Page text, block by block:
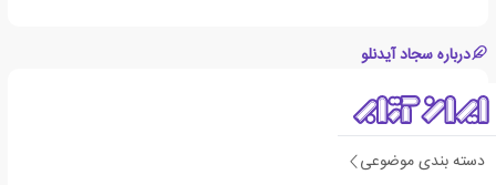
دسته بندی موضوعی
درباره سجاد آیدنلو